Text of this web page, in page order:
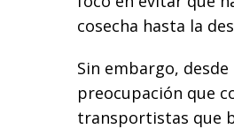
cosecha hasta la
Sin embargo,
preocupación que
transportistas que